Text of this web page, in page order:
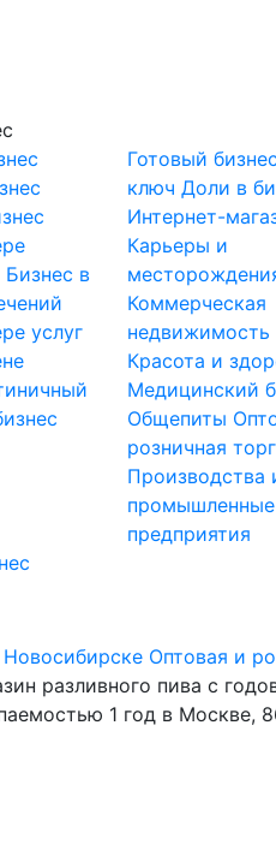
Бизнес в
услуг
Готовый
ключДоли в
Интернет-
Карьеры и
Коммерческая
недвижимость
Красота и
Медицинский
Общепиты
розничная
Производства
промышленные
предприятия
Оптовая и